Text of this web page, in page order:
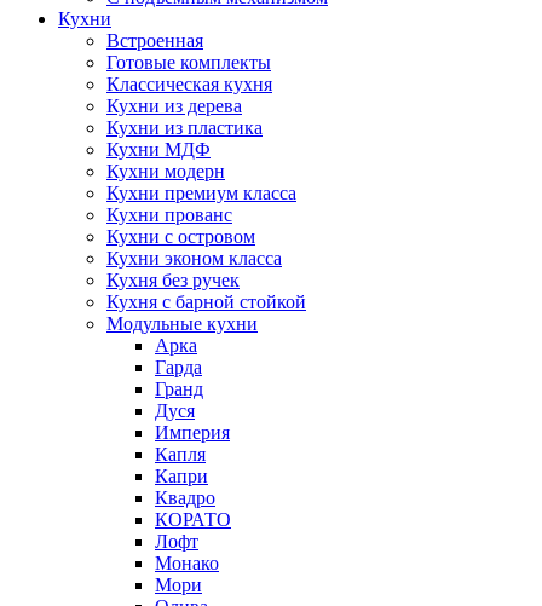
Кухни
Встроенная
Готовые комплекты
Классическая кухня
Кухни из дерева
Кухни из пластика
Кухни МДФ
Кухни модерн
Кухни премиум класса
Кухни прованс
Кухни с островом
Кухни эконом класса
Кухня без ручек
Кухня с барной стойкой
Модульные кухни
Арка
Гарда
Гранд
Дуся
Империя
Капля
Капри
Квадро
КОРАТО
Лофт
Монако
Мори